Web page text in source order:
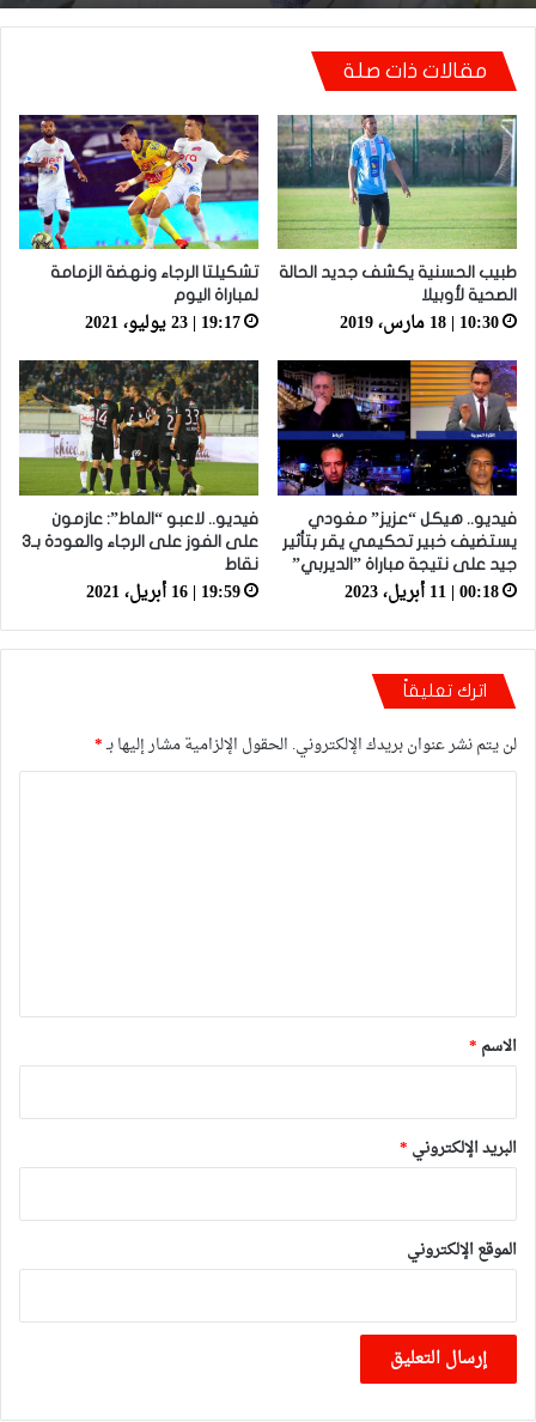
أيت منا: “كاع لي كانو كيساعدو الوداد عيط ليهم
قاضي التحقيق.. دابا حتى شي واحد ما بقا باغي
يعاون”
مقالات ذات صلة
طبيب الحسنية يكشف جديد الحالة
الصحية لأوبيلا
10:30 | 18 مارس، 2019
تشكيلتا الرجاء ونهضة الزمامة
لمباراة اليوم
19:17 | 23 يوليو، 2021
فيديو.. هيكل “عزيز” مغودي
يستضيف خبير تحكيمي يقر بتأثير
جيد على نتيجة مباراة ”الديربي”
00:18 | 11 أبريل، 2023
فيديو.. لاعبو “الماط”: عازمون
على الفوز على الرجاء والعودة بـ3
نقاط
19:59 | 16 أبريل، 2021
اترك تعليقاً
لن يتم نشر عنوان بريدك الإلكتروني. الحقول الإلزامية مشار إليها بـ*
*
الاسم *
البريد الإلكتروني *
الموقع الإلكتروني